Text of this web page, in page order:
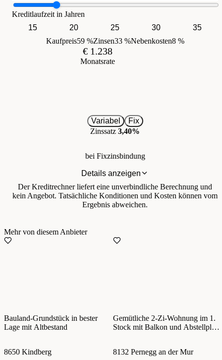
Kreditlaufzeit in Jahren
15
20 25 30
35
Kaufpreis59 %Zinsen33 %Nebenkosten8 %
€ 1.238
Monatsrate
Variabel
Fix
Zinssatz 3,40%
bei Fixzinsbindung
Details anzeigen
Der Kreditrechner liefert eine unverbindliche Berechnung und
kein Angebot. Tatsächliche Konditionen und Kosten können vom
Ergebnis abweichen.
Mehr von diesem Anbieter
Bauland-Grundstück in bester
Lage mit Altbestand
8650 Kindberg
Gemütliche 2-Zi-Wohnung im 1.
Stock mit Balkon und Abstellplatz
8132 Pernegg an der Mur